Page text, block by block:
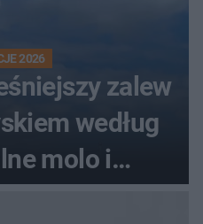
2026
zalew
według
molo i